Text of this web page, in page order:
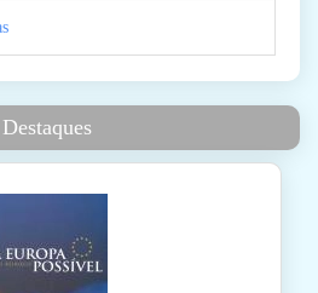
Destaques